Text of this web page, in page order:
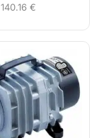
140.16 €